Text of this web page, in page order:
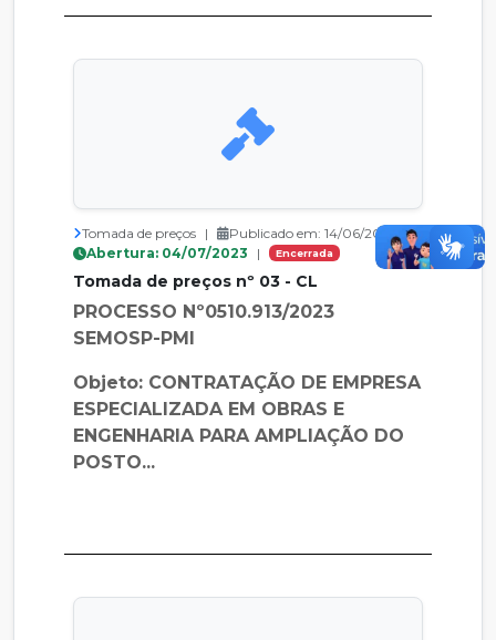
Tomada de preços | Publicado em: 14/06/2023 |
Abertura: 04/07/2023
| Encerrada
Tomada de preços nº 03 - CL
PROCESSO Nº0510.913/2023
SEMOSP-PMI
Objeto: CONTRATAÇÃO DE EMPRESA
ESPECIALIZADA EM OBRAS E
ENGENHARIA PARA AMPLIAÇÃO DO
POSTO...